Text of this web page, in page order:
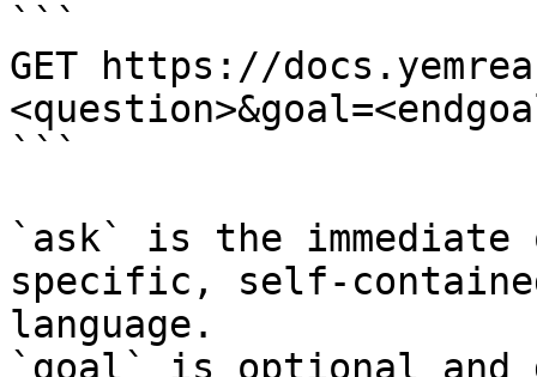
```
GET https://
```
`ask` is the
specific, self-
language.
`goal` is optional and